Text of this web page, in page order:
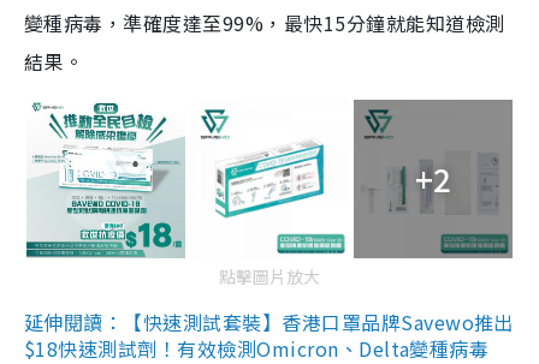
變種病毒，準確度達至99%，最快15分鐘就能知道檢測
結果。
+2
點擊圖片放大
延伸閱讀：【快速測試套裝】香港口罩品牌Savewo推出
$18快速測試劑！有效檢測Omicron、Delta變種病毒